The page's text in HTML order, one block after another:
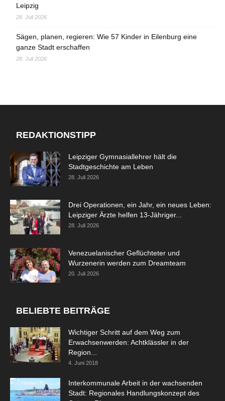
Leipzig
28. Juli 2026
Sägen, planen, regieren: Wie 57 Kinder in Eilenburg eine
ganze Stadt erschaffen
28. Juli 2026
REDAKTIONSTIPP
Leipziger Gymnasiallehrer hält die
Stadtgeschichte am Leben
28. Juli 2026
Drei Operationen, ein Jahr, ein neues Leben:
Leipziger Ärzte helfen 13-Jähriger...
28. Juli 2026
Venezuelanischer Geflüchteter und
Wurzenerin werden zum Dreamteam
20. Juli 2026
BELIEBTE BEITRÄGE
Wichtiger Schritt auf dem Weg zum
Erwachsenwerden: Achtklässler in der
Region...
4. Juni 2018
Interkommunale Arbeit in der wachsenden
Stadt: Regionales Handlungskonzept des